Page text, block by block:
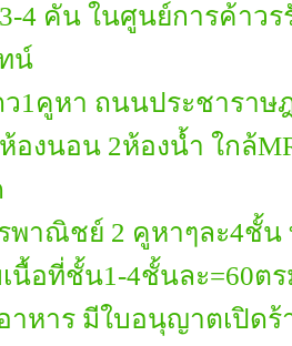
4 คัน ในศูนย์การค้าวร
น์
ว1คูหา ถนนประชาราษ
องนอน 2ห้องน้ำ ใกล้
พาณิชย์ 2 คูหาๆละ4ชั้
นื้อที่ชั้น1-4ชั้นละ=60ต
าหาร มีใบอนุญาตเปิดร้